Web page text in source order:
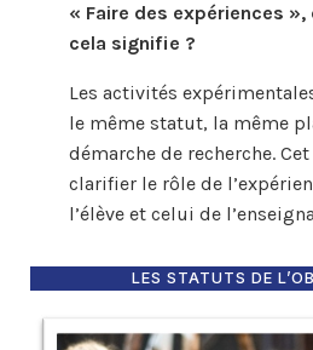
« Faire des expériences »,
cela signifie ?
Les activités
le même statut, la même
démarche de recherche.
clarifier le rôle de
l’élève et celui de
LES STATUTS DE